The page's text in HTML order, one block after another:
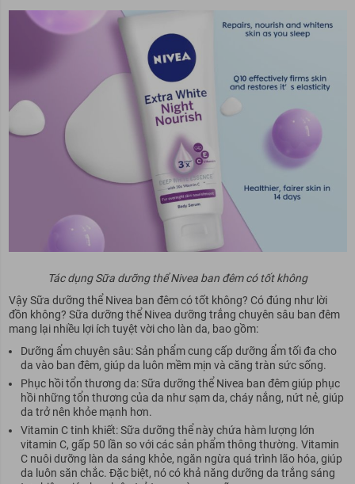
Tác dụng Sữa dưỡng thể Nivea ban đêm có tốt không
Vậy Sữa dưỡng thể Nivea ban đêm có tốt không? Có đúng như lời
đồn không? Sữa dưỡng thể Nivea dưỡng trắng chuyên sâu ban đêm
mang lại nhiều lợi ích tuyệt vời cho làn da, bao gồm:
Dưỡng ẩm chuyên sâu: Sản phẩm cung cấp dưỡng ẩm tối đa cho
da vào ban đêm, giúp da luôn mềm mịn và căng tràn sức sống.
Phục hồi tổn thương da: Sữa dưỡng thể Nivea ban đêm giúp phục
hồi những tổn thương của da như sạm da, cháy nắng, nứt nẻ, giúp
da trở nên khỏe mạnh hơn.
Vitamin C tinh khiết: Sữa dưỡng thể này chứa hàm lượng lớn
vitamin C, gấp 50 lần so với các sản phẩm thông thường. Vitamin
C nuôi dưỡng làn da sáng khỏe, ngăn ngừa quá trình lão hóa, giúp
da luôn săn chắc. Đặc biệt, nó có khả năng dưỡng da trắng sáng